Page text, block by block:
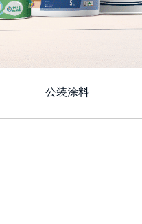
公装涂料